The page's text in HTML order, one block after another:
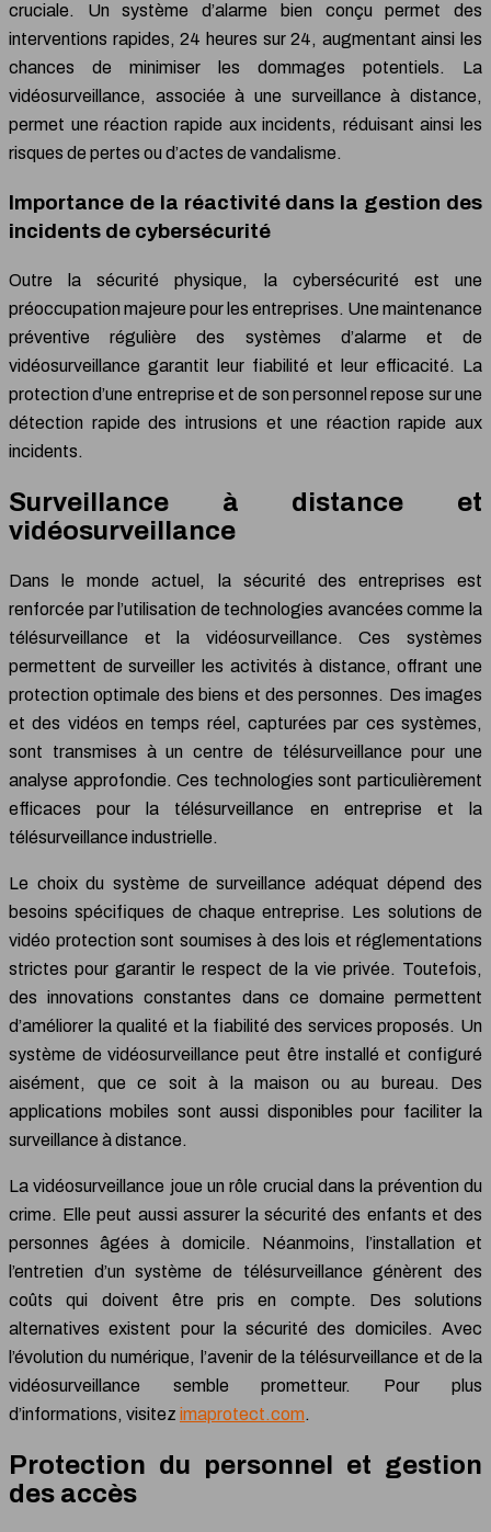
cruciale. Un système d’alarme bien conçu permet des
interventions rapides, 24 heures sur 24, augmentant ainsi les
chances de minimiser les dommages potentiels. La
vidéosurveillance, associée à une surveillance à distance,
permet une réaction rapide aux incidents, réduisant ainsi les
risques de pertes ou d’actes de vandalisme.
Importance de la réactivité dans la gestion des
incidents de cybersécurité
Outre la sécurité physique, la cybersécurité est une
préoccupation majeure pour les entreprises. Une maintenance
préventive régulière des systèmes d’alarme et de
vidéosurveillance garantit leur fiabilité et leur efficacité. La
protection d’une entreprise et de son personnel repose sur une
détection rapide des intrusions et une réaction rapide aux
incidents.
Surveillance à distance et
vidéosurveillance
Dans le monde actuel, la sécurité des entreprises est
renforcée par l’utilisation de technologies avancées comme la
télésurveillance et la vidéosurveillance. Ces systèmes
permettent de surveiller les activités à distance, offrant une
protection optimale des biens et des personnes. Des images
et des vidéos en temps réel, capturées par ces systèmes,
sont transmises à un centre de télésurveillance pour une
analyse approfondie. Ces technologies sont particulièrement
efficaces pour la télésurveillance en entreprise et la
télésurveillance industrielle.
Le choix du système de surveillance adéquat dépend des
besoins spécifiques de chaque entreprise. Les solutions de
vidéo protection sont soumises à des lois et réglementations
strictes pour garantir le respect de la vie privée. Toutefois,
des innovations constantes dans ce domaine permettent
d’améliorer la qualité et la fiabilité des services proposés. Un
système de vidéosurveillance peut être installé et configuré
aisément, que ce soit à la maison ou au bureau. Des
applications mobiles sont aussi disponibles pour faciliter la
surveillance à distance.
La vidéosurveillance joue un rôle crucial dans la prévention du
crime. Elle peut aussi assurer la sécurité des enfants et des
personnes âgées à domicile. Néanmoins, l’installation et
l’entretien d’un système de télésurveillance génèrent des
coûts qui doivent être pris en compte. Des solutions
alternatives existent pour la sécurité des domiciles. Avec
l’évolution du numérique, l’avenir de la télésurveillance et de la
vidéosurveillance semble prometteur. Pour plus
d’informations, visitez imaprotect.com.
Protection du personnel et gestion
des accès